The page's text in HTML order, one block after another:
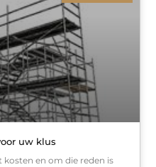
uw klus
kosten en om die reden is